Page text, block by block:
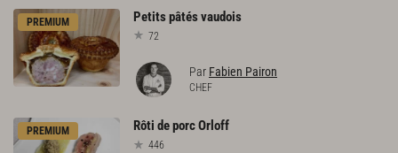
PREMIUM Petitspâtésvaudois
72
Par Fabien Pairon
CHEF
PREMIUM Rôti deporcOrloff
446